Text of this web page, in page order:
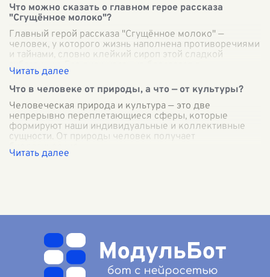
Что можно сказать о главном герое рассказа
"Сгущённое молоко"?
Главный герой рассказа "Сгущённое молоко" —
человек, у которого жизнь наполнена противоречиями
и тайнами, словно клейкий сироп этой сладкой
субстанции. Его внешность не бросается в
Что в человеке от природы, а что — от культуры?
Человеческая природа и культура — это две
непрерывно переплетающиеся сферы, которые
формируют наши индивидуальные и коллективные
сущности. От природы человек получает
биологические